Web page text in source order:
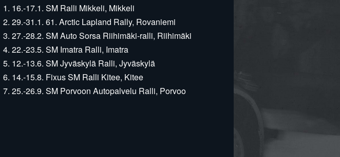
1. 16.-17.1. SM Ralli Mikkeli, Mikkeli
2. 29.-31.1. 61. Arctic Lapland Rally, Rovaniemi
3. 27.-28.2. SM Auto Sorsa Riihimäki-ralli, Riihimäki
4. 22.-23.5. SM Imatra Ralli, Imatra
5. 12.-13.6. SM Jyväskylä Ralli, Jyväskylä
6. 14.-15.8. Fixus SM Ralli Kitee, Kitee
7. 25.-26.9. SM Porvoon Autopalvelu Ralli, Porvoo